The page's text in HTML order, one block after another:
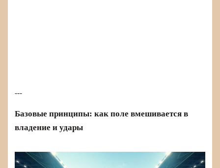
---
Базовые принципы: как поле вмешивается в
владение и удары